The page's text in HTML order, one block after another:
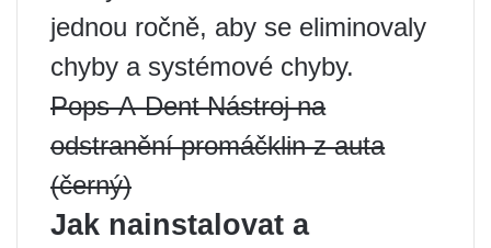
jednou ročně, aby se eliminovaly
chyby a systémové chyby.
Pops-A-Dent Nástroj na
odstranění promáčklin z auta
(černý)
Jak nainstalovat a